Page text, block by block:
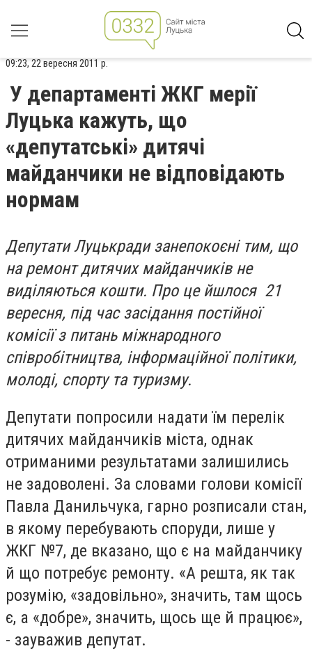
09:23, 22 вересня 2011 р.
У департаменті ЖКГ мерії
Луцька кажуть, що
«депутатські» дитячі
майданчики не відповідають
нормам
Депутати Луцькради занепокоєні тим, що
на ремонт дитячих майданчиків не
виділяються кошти. Про це йшлося 21
вересня, під час засідання постійної
комісії з питань міжнародного
співробітництва, інформаційної політики,
молоді, спорту та туризму.
Депутати попросили надати їм перелік
дитячих майданчиків міста, однак
отриманими результатами залишились
не задоволені. За словами голови комісії
Павла Данильчука, гарно розписали стан,
в якому перебувають споруди, лише у
ЖКГ №7, де вказано, що є на майданчику
й що потребує ремонту. «А решта, як так
розумію, «задовільно», значить, там щось
є, а «добре», значить, щось ще й працює»,
- зауважив депутат.